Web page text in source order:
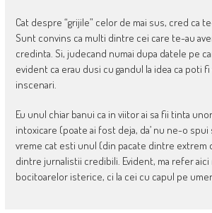
Cat despre “grijile” celor de mai sus, cred ca
Sunt convins ca multi dintre cei care te-au
credinta. Si, judecand numai dupa datele pe
evident ca erau dusi cu gandul la idea ca poti
inscenari.
Eu unul chiar banui ca in viitor ai sa fii tinta
intoxicare (poate ai fost deja, da’ nu ne-o spui
vreme cat esti unul (din pacate dintre
dintre jurnalistii credibili. Evident, ma refer aici
bocitoarelor isterice, ci la cei cu capul pe